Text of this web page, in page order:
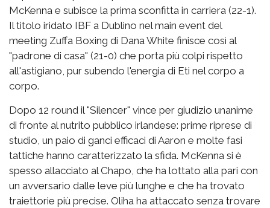
McKenna e subisce la prima sconfitta in carriera (22-1).
Il titolo iridato IBF a Dublino nel main event del
meeting Zuffa Boxing di Dana White finisce così al
"padrone di casa" (21-0) che porta più colpi rispetto
all'astigiano, pur subendo l'energia di Eti nel corpo a
corpo.
Dopo 12 round il "Silencer" vince per giudizio unanime
di fronte al nutrito pubblico irlandese: prime riprese di
studio, un paio di ganci efficaci di Aaron e molte fasi
tattiche hanno caratterizzato la sfida. McKenna si è
spesso allacciato al Chapo, che ha lottato alla pari con
un avversario dalle leve più lunghe e che ha trovato
traiettorie più precise. Oliha ha attaccato senza trovare